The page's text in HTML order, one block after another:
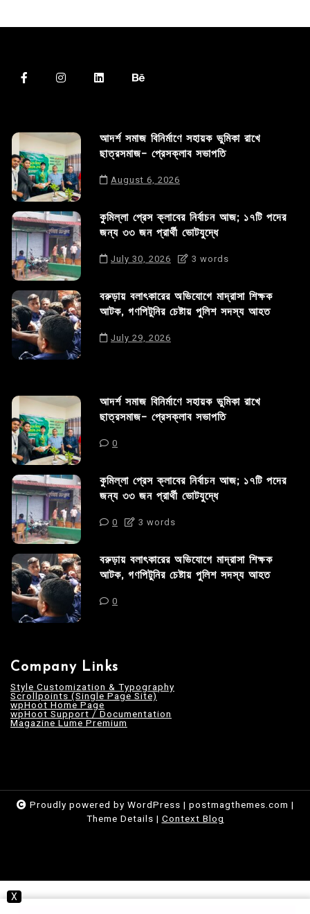
আদর্শ সমাজ বিনির্মাণে সহায়ক ভুমিকা রাখে
ছাত্রসমাজ- প্রেসক্লাব সভাপতি
August 6, 2026
কুমিল্লা প্রেস ক্লাবের নির্বাচন আজ; ১৭টি পদের
জন্য ৩৩ জন প্রার্থী ভোটযুদ্ধে
July 30, 2026 3 words
বরুড়ায় বলাৎকারের অভিযোগে মাদ্রাসা শিক্ষক
আটক, গণপিটুনির চেষ্টায় পুলিশ সদস্য আহত
July 29, 2026
আদর্শ সমাজ বিনির্মাণে সহায়ক ভুমিকা রাখে
ছাত্রসমাজ- প্রেসক্লাব সভাপতি
0
কুমিল্লা প্রেস ক্লাবের নির্বাচন আজ; ১৭টি পদের
জন্য ৩৩ জন প্রার্থী ভোটযুদ্ধে
0 3 words
বরুড়ায় বলাৎকারের অভিযোগে মাদ্রাসা শিক্ষক
আটক, গণপিটুনির চেষ্টায় পুলিশ সদস্য আহত
0
Company Links
Style Customization & Typography
Scrollpoints (Single Page Site)
wpHoot Home Page
wpHoot Support / Documentation
Magazine Lume Premium
Proudly powered by WordPress | postmagthemes.com |
Theme Details | Context Blog
X